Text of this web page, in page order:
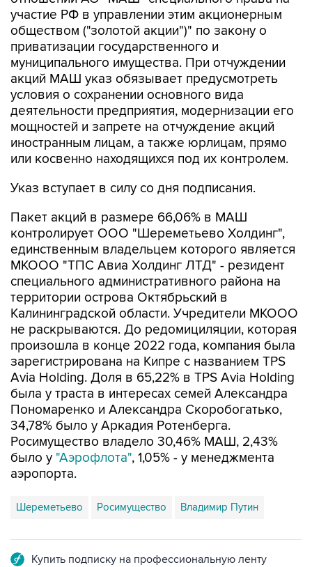
участие РФ в управлении этим акционерным
обществом ("золотой акции")" по закону о
приватизации государственного и
муниципального имущества. При отчуждении
акций МАШ указ обязывает предусмотреть
условия о сохранении основного вида
деятельности предприятия, модернизации его
мощностей и запрете на отчуждение акций
иностранным лицам, а также юрлицам, прямо
или косвенно находящихся под их контролем.
Указ вступает в силу со дня подписания.
Пакет акций в размере 66,06% в МАШ
контролирует ООО "Шереметьево Холдинг",
единственным владельцем которого является
МКООО "ТПС Авиа Холдинг ЛТД" - резидент
специального административного района на
территории острова Октябрьский в
Калининградской области. Учредители МКООО
не раскрываются. До редомициляции, которая
произошла в конце 2022 года, компания была
зарегистрирована на Кипре с названием TPS
Avia Holding. Доля в 65,22% в TPS Avia Holding
была у траста в интересах семей Александра
Пономаренко и Александра Скоробогатько,
34,78% было у Аркадия Ротенберга.
Росимущество владело 30,46% МАШ, 2,43%
было у "Аэрофлота", 1,05% - у менеджмента
аэропорта.
Шереметьево Росимущество Владимир Путин
Купить подписку на профессиональную ленту